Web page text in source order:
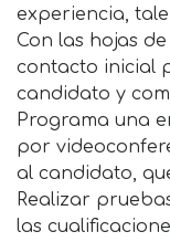
experiencia,
Con las hojas
contacto inicial
candidato y
Programa una
por
al candidato,
Realizar
las